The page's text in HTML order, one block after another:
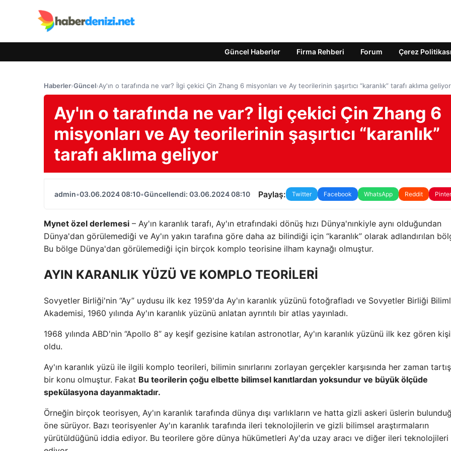
Güncel Haberler Firma Rehberi Forum Çerez Politikası
Haberler›Güncel›Ay'ın o tarafında ne var? İlgi çekici Çin Zhang 6 misyonları ve Ay teorilerinin şaşırtıcı “karanlık” tarafı aklıma geliyor
Ay'ın o tarafında ne var? İlgi çekici Çin Zhang 6
misyonları ve Ay teorilerinin şaşırtıcı “karanlık”
tarafı aklıma geliyor
admin•03.06.2024 08:10•Güncellendi: 03.06.2024 08:10 Paylaş: Twitter Facebook WhatsApp Reddit
Mynet özel derlemesi – Ay'ın karanlık tarafı, Ay'ın etrafındaki dönüş hızı Dünya'nınkiyle aynı olduğundan
Dünya'dan görülemediği ve Ay'ın yakın tarafına göre daha az bilindiği için “karanlık” olarak adlandırılan
Bu bölge Dünya'dan görülemediği için birçok komplo teorisine ilham kaynağı olmuştur.
AYIN KARANLIK YÜZÜ VE KOMPLO TEORİLERİ
Sovyetler Birliği'nin “Ay” uydusu ilk kez 1959'da Ay'ın karanlık yüzünü fotoğrafladı ve Sovyetler Birliği
Akademisi, 1960 yılında Ay'ın karanlık yüzünü anlatan ayrıntılı bir atlas yayınladı.
1968 yılında ABD'nin “Apollo 8” ay keşif gezisine katılan astronotlar, Ay'ın karanlık yüzünü ilk kez gören
oldu.
Ay'ın karanlık yüzü ile ilgili komplo teorileri, bilimin sınırlarını zorlayan gerçekler karşısında her zaman
bir konu olmuştur. Fakat Bu teorilerin çoğu elbette bilimsel kanıtlardan yoksundur ve büyük ölçüde
spekülasyona dayanmaktadır.
Örneğin birçok teorisyen, Ay'ın karanlık tarafında dünya dışı varlıkların ve hatta gizli askeri üslerin
öne sürüyor. Bazı teorisyenler Ay'ın karanlık tarafında ileri teknolojilerin ve gizli bilimsel araştırmaların
yürütüldüğünü iddia ediyor. Bu teorilere göre dünya hükümetleri Ay'da uzay aracı ve diğer ileri teknolojileri